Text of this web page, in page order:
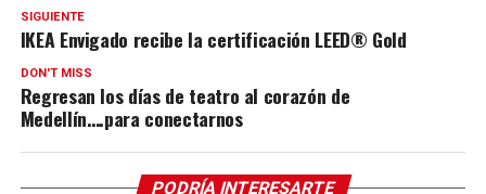
SIGUIENTE
IKEA Envigado recibe la certificación LEED® Gold
DON'T MISS
Regresan los días de teatro al corazón de
Medellín….para conectarnos
PODRÍA INTERESARTE